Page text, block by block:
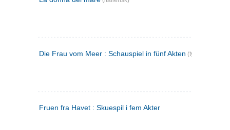
Die Frau vom Meer : Schauspiel in fünf Akten (tysk)
Fruen fra Havet : Skuespil i fem Akter